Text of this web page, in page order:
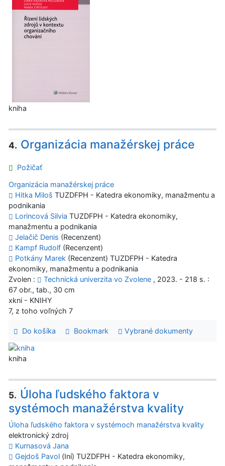
kniha
4. Organizácia manažérskej práce
Požičať
Organizácia manažérskej práce
Hitka Miloš TUZDFPH - Katedra ekonomiky, manažmentu a
podnikania
Lorincová Silvia TUZDFPH - Katedra ekonomiky,
manažmentu a podnikania
Jelačič Denis (Recenzent)
Kampf Rudolf (Recenzent)
Potkány Marek (Recenzent) TUZDFPH - Katedra
ekonomiky, manažmentu a podnikania
Zvolen :
Technická univerzita vo Zvolene , 2023. - 218 s. :
67 obr., tab., 30 cm
xkni - KNIHY
7, z toho voľných 7
Do košíka Bookmark Vybrané dokumenty
kniha
5. Úloha ľudského faktora v
systémoch manažérstva kvality
Úloha ľudského faktora v systémoch manažérstva kvality
elektronický zdroj
Kurnasová Jana
Gejdoš Pavol (Iní) TUZDFPH - Katedra ekonomiky,